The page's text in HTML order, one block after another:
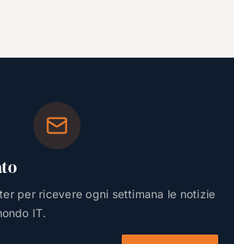
per ricevere ogni settimana le notizie
IT.